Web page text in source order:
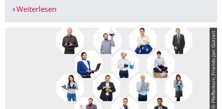
Weiterlesen
© Pfefferkorn_Friends-Jan Gutzeit